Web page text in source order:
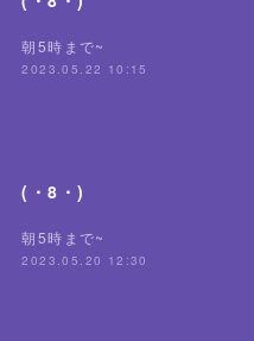
朝5時まで~
2023.05.22 10:15
(・8・)
朝5時まで~
2023.05.20 12:30